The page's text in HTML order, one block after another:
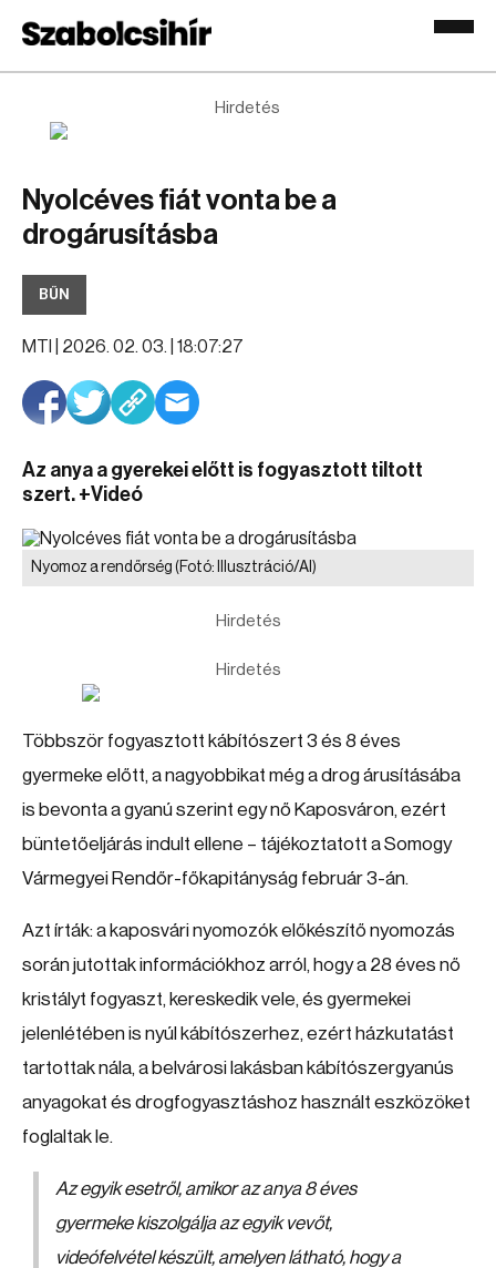
Hirdetés
Nyolcéves fiát vonta be a
drogárusításba
BŰN
MTI | 2026. 02. 03. | 18:07:27
Az anya a gyerekei előtt is fogyasztott tiltott
szert. +Videó
Nyomoz a rendőrség (Fotó: Illusztráció/AI)
Hirdetés
Hirdetés
Többször fogyasztott kábítószert 3 és 8 éves
gyermeke előtt, a nagyobbikat még a drog árusításába
is bevonta a gyanú szerint egy nő Kaposváron, ezért
büntetőeljárás indult ellene – tájékoztatott a Somogy
Vármegyei Rendőr-főkapitányság február 3-án.
Azt írták: a kaposvári nyomozók előkészítő nyomozás
során jutottak információkhoz arról, hogy a 28 éves nő
kristályt fogyaszt, kereskedik vele, és gyermekei
jelenlétében is nyúl kábítószerhez, ezért házkutatást
tartottak nála, a belvárosi lakásban kábítószergyanús
anyagokat és drogfogyasztáshoz használt eszközöket
foglaltak le.
Az egyik esetről, amikor az anya 8 éves
gyermeke kiszolgálja az egyik vevőt,
videófelvétel készült, amelyen látható, hogy a